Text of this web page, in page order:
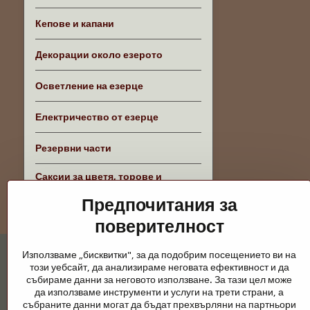
Кепове и капани
Декорации около езерото
Осветление на езерце
Електричество от езерце
Резервни части
Саксии за цветя, торове и
Предпочитания за
поверителност
Използваме „бисквитки", за да подобрим посещението ви на
този уебсайт, да анализираме неговата ефективност и да
събираме данни за неговото използване. За тази цел може
да използваме инструменти и услуги на трети страни, а
събраните данни могат да бъдат прехвърляни на партньори